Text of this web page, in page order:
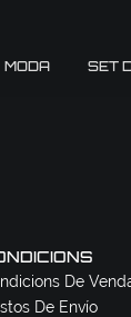
MODA SET
De
De Envío